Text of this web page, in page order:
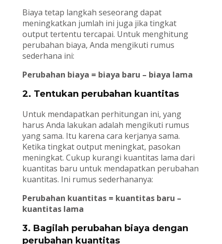
Biaya tetap langkah seseorang dapat
meningkatkan jumlah ini juga jika tingkat
output tertentu tercapai. Untuk menghitung
perubahan biaya, Anda mengikuti rumus
sederhana ini:
Perubahan biaya = biaya baru – biaya lama
2. Tentukan perubahan kuantitas
Untuk mendapatkan perhitungan ini, yang
harus Anda lakukan adalah mengikuti rumus
yang sama. Itu karena cara kerjanya sama.
Ketika tingkat output meningkat, pasokan
meningkat. Cukup kurangi kuantitas lama dari
kuantitas baru untuk mendapatkan perubahan
kuantitas. Ini rumus sederhananya:
Perubahan kuantitas = kuantitas baru –
kuantitas lama
3. Bagilah perubahan biaya dengan
perubahan kuantitas